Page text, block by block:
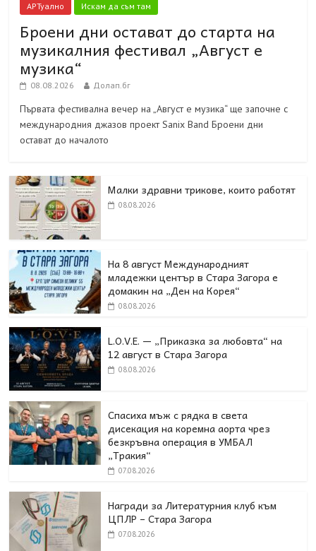
АРТуално Искам да съм там
Броени дни остават до старта на
музикалния фестивал „Август е
музика“
08.08.2026 Долап.бг
Първата фестивална вечер на „Август е музика“ ще започне с
международния джазов проект Sanix Band Броени дни
остават до началото
Малки здравни трикове, които работят
08.08.2026
На 8 август Международният
младежки център в Стара Загора е
домакин на „Ден на Корея“
08.08.2026
L.O.V.E. — „Приказка за любовта“ на
12 август в Стара Загора
08.08.2026
Спасиха мъж с рядка в света
дисекация на коремна аорта чрез
безкръвна операция в УМБАЛ
„Тракия“
07.08.2026
Награди за Литературния клуб към
ЦПЛР – Стара Загора
07.08.2026